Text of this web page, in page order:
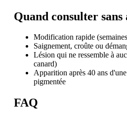
Quand consulter sans
Modification rapide
Saignement, croûte ou
Lésion qui ne ressemble à
canard)
Apparition après 40 ans
pigmentée
FAQ